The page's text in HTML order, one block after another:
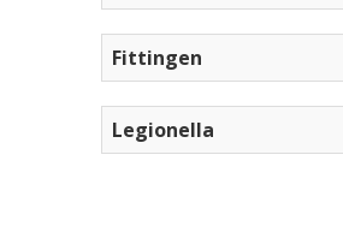
Fittingen
Legionella